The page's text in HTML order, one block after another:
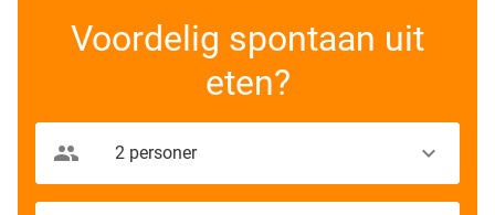
Voordelig spontaan uit
eten?